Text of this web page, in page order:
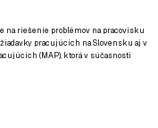
na riešenie problémov na pracovisku
pracujúcich na Slovensku aj v
(MAP), ktorá v súčasnosti